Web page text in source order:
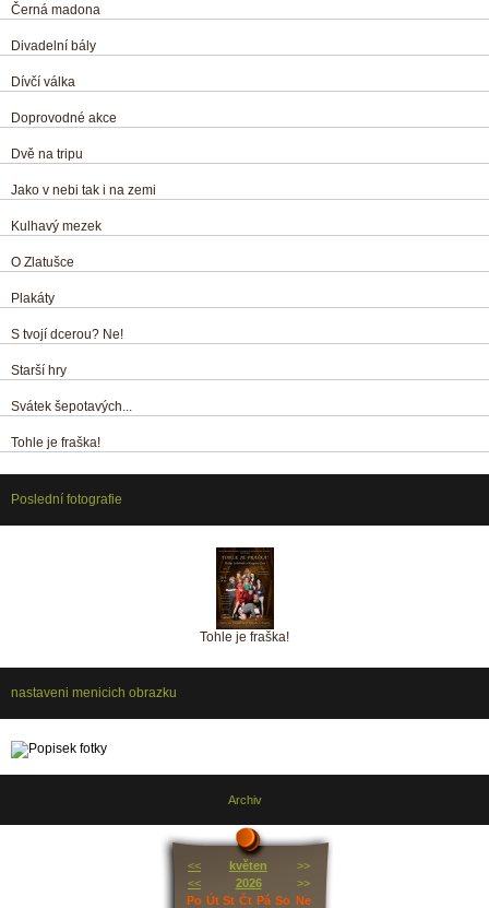
Černá madona
Divadelní bály
Dívčí válka
Doprovodné akce
Dvě na tripu
Jako v nebi tak i na zemi
Kulhavý mezek
O Zlatušce
Plakáty
S tvojí dcerou? Ne!
Starší hry
Svátek šepotavých...
Tohle je fraška!
Poslední fotografie
Tohle je fraška!
nastaveni menicich obrazku
Archiv
<< květen
>>
<<
2026
>>
Po Út St Čt Pá So Ne